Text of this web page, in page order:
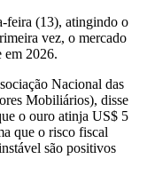
feira (13), atingindo o
vez, o mercado
em 2026.
Nacional das
Mobiliários), disse
o ouro atinja US$ 5
que o risco fiscal
são positivos